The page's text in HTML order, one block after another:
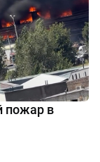
пожар в